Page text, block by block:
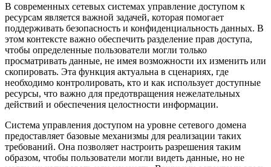
В современных сетевых системах управление доступом к
ресурсам является важной задачей, которая помогает
поддерживать безопасность и конфиденциальность данных. В
этом контексте важно обеспечить разделение прав доступа,
чтобы определенные пользователи могли только
просматривать данные, не имея возможности их изменить или
скопировать. Эта функция актуальна в сценариях, где
необходимо контролировать, кто и как использует доступные
ресурсы, что важно для предотвращения нежелательных
действий и обеспечения целостности информации.
Система управления доступом на уровне сетевого домена
предоставляет базовые механизмы для реализации таких
требований. Она позволяет настроить разрешения таким
образом, чтобы пользователи могли видеть данные, но не